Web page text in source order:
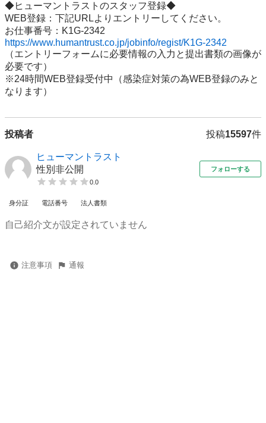
◆ヒューマントラストのスタッフ登録◆
WEB登録：下記URLよりエントリーしてください。
https://www.humantrust.co.jp/jobinfo/regist/K1G-2342
（エントリーフォームに必要情報の入力と提出書類の画像が
必要です）
※24時間WEB登録受付中（感染症対策の為WEB登録のみと
なります）
投稿者 投稿15597件
ヒューマントラスト
性別非公開
0.0
フォローする
身分証 電話番号 法人書類
自己紹介文が設定されていません
注意事項 通報